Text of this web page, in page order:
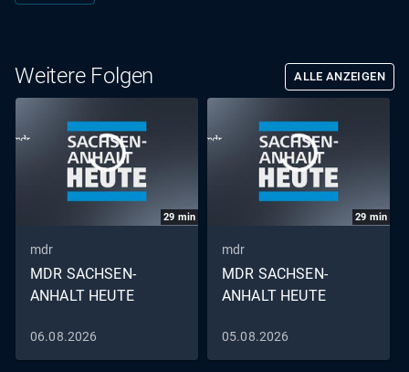
Weitere Folgen ALLE ANZEIGEN
29 min
mdr
MDR SACHSEN-
ANHALT HEUTE
06.08.2026
29 min
mdr
MDR SACHSEN-
ANHALT HEUTE
05.08.2026